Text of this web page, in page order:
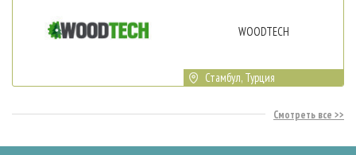
WOODTECH
Стамбул, Турция
Смотреть все